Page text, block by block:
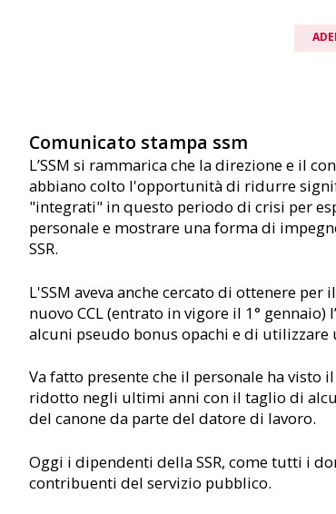
PARITÀ &
DIVERSITÀ
la diversità
ATTUALITÀ
News
Posizioni
PER I FREELANCE
e assicurazione contro la
perdita di guadagno in caso
di malattia
QUICKLINKS
Download
5 motivi per
CONTATTO
disposizione
AL TUO
Romandie
Svizra
Comunicato stampa ssm
L’SSM si rammarica che la direzione e il
abbiano colto l'opportunità di ridurre
"integrati" in questo periodo di crisi per
personale e mostrare una forma di
SSR.
L'SSM aveva anche cercato di ottenere per
nuovo CCL (entrato in vigore il 1°
alcuni pseudo bonus opachi e di utilizzare
Va fatto presente che il personale ha visto
ridotto negli ultimi anni con il taglio di
del canone da parte del datore di lavoro.
Oggi i dipendenti della SSR, come tutti i
contribuenti del servizio pubblico.